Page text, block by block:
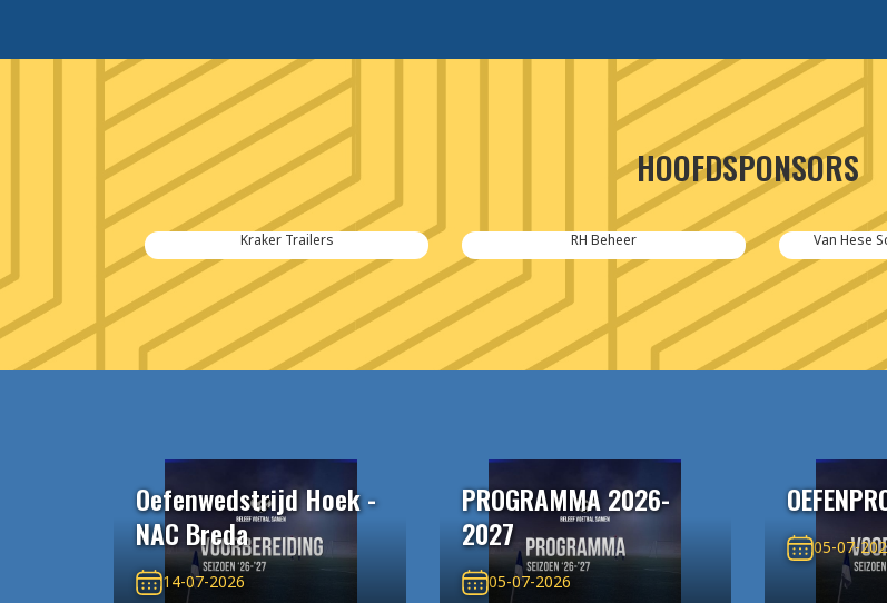
HOOFDSPONSORS
Kraker Trailers RH Beheer Van Hese
Oefenwedstrijd Hoek -
NAC Breda
14-07-2026
PROGRAMMA 2026-
2027
05-07-2026
05-07-